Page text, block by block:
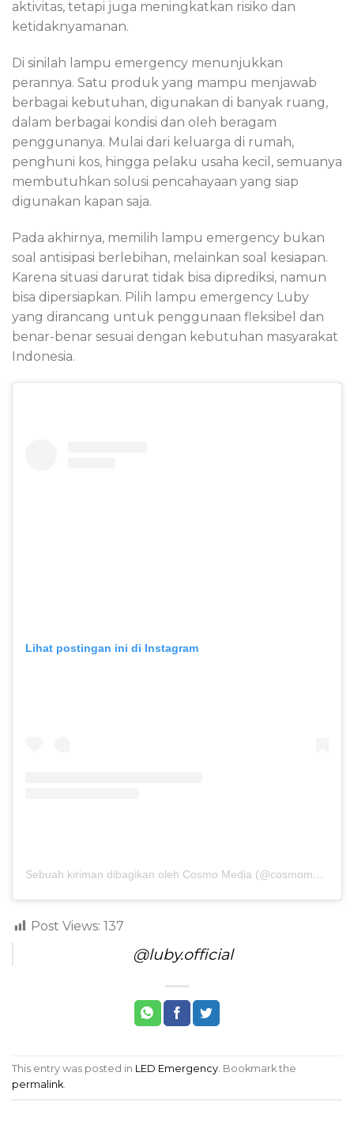
aktivitas, tetapi juga meningkatkan risiko dan
ketidaknyamanan.
Di sinilah lampu emergency menunjukkan
perannya. Satu produk yang mampu menjawab
berbagai kebutuhan, digunakan di banyak ruang,
dalam berbagai kondisi dan oleh beragam
penggunanya. Mulai dari keluarga di rumah,
penghuni kos, hingga pelaku usaha kecil, semuanya
membutuhkan solusi pencahayaan yang siap
digunakan kapan saja.
Pada akhirnya, memilih lampu emergency bukan
soal antisipasi berlebihan, melainkan soal kesiapan.
Karena situasi darurat tidak bisa diprediksi, namun
bisa dipersiapkan. Pilih lampu emergency Luby
yang dirancang untuk penggunaan fleksibel dan
benar-benar sesuai dengan kebutuhan masyarakat
Indonesia.
Lihat postingan ini di Instagram
Sebuah kiriman dibagikan oleh Cosmo Media (@cosmomediaid)
Post Views: 137
@luby.official
This entry was posted in LED Emergency. Bookmark the
permalink.